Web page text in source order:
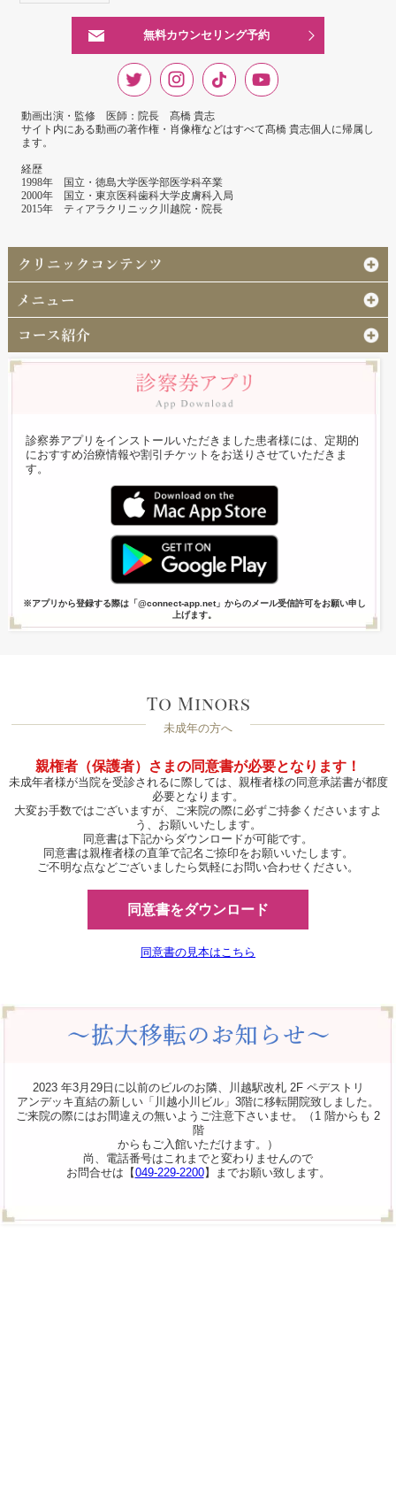
無料カウンセリング予約
動画出演・監修 医師：院長 髙橋 貴志
サイト内にある動画の著作権・肖像権などはすべて髙橋 貴志個人に帰属し
ます。
経歴
1998年 国立・徳島大学医学部医学科卒業
2000年 国立・東京医科歯科大学皮膚科入局
2015年 ティアラクリニック川越院・院長
診察券アプリをインストールいただきました患者様には、定期的
におすすめ治療情報や割引チケットをお送りさせていただきま
す。
※アプリから登録する際は「@connect-app.net」からのメール受信許可をお願い申し
上げます。
未成年の方へ
親権者（保護者）さまの同意書が必要となります！
未成年者様が当院を受診されるに際しては、親権者様の同意承諾書が都度
必要となります。
大変お手数ではございますが、ご来院の際に必ずご持参くださいますよ
う、お願いいたします。
同意書は下記からダウンロードが可能です。
同意書は親権者様の直筆で記名ご捺印をお願いいたします。
ご不明な点などございましたら気軽にお問い合わせください。
同意書をダウンロード
同意書の見本はこちら
2023 年3月29日に以前のビルのお隣、川越駅改札 2F ペデストリ
アンデッキ直結の新しい「川越小川ビル」3階に移転開院致しました。
ご来院の際にはお間違えの無いようご注意下さいませ。（1 階からも 2
階
からもご入館いただけます。）
尚、電話番号はこれまでと変わりませんので
お問合せは【049-229-2200】までお願い致します。